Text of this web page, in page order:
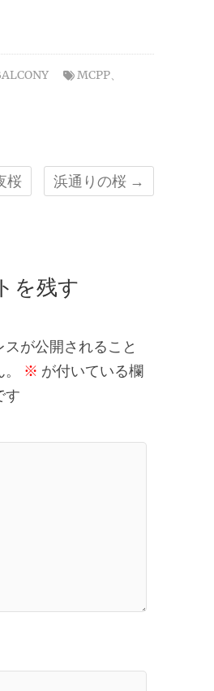
MCPP、
桜 浜通りの桜 →
を残す
スが公開されること
※ が付いている欄
す